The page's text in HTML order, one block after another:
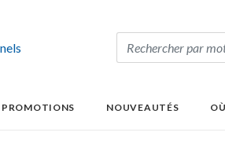
PROMOTIONS NOUVEAUTÉS